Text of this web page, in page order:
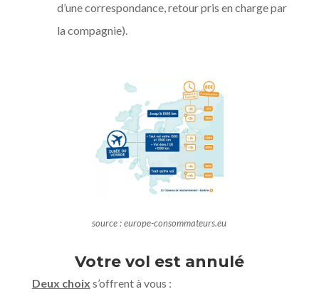
d’une correspondance, retour pris en charge par
la compagnie).
source : europe-consommateurs.eu
Votre vol est annulé
Deux choix s’offrent à vous :